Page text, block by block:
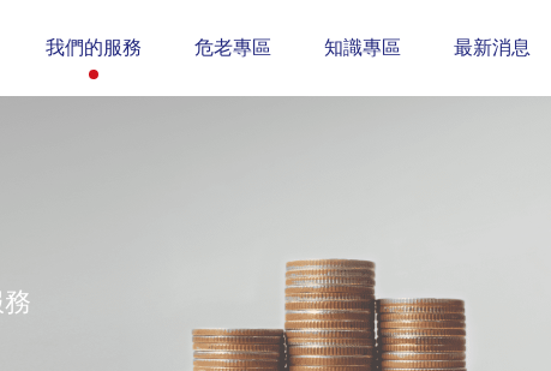
我們的服務 危老專區 知識專區 最新消息